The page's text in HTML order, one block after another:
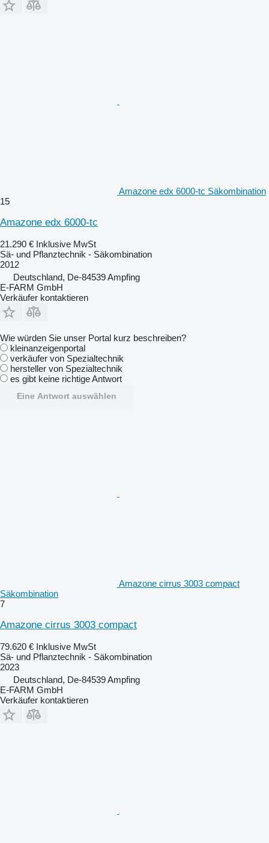
Amazone edx 6000-tc Säkombination
15
Amazone edx 6000-tc
21.290 € Inklusive MwSt
Sä- und Pflanztechnik - Säkombination
2012
Deutschland, De-84539 Ampfing
E-FARM GmbH
Verkäufer kontaktieren
Wie würden Sie unser Portal kurz beschreiben?
kleinanzeigenportal
verkäufer von Spezialtechnik
hersteller von Spezialtechnik
es gibt keine richtige Antwort
Eine Antwort auswählen
Amazone cirrus 3003 compact
Säkombination
7
Amazone cirrus 3003 compact
79.620 € Inklusive MwSt
Sä- und Pflanztechnik - Säkombination
2023
Deutschland, De-84539 Ampfing
E-FARM GmbH
Verkäufer kontaktieren